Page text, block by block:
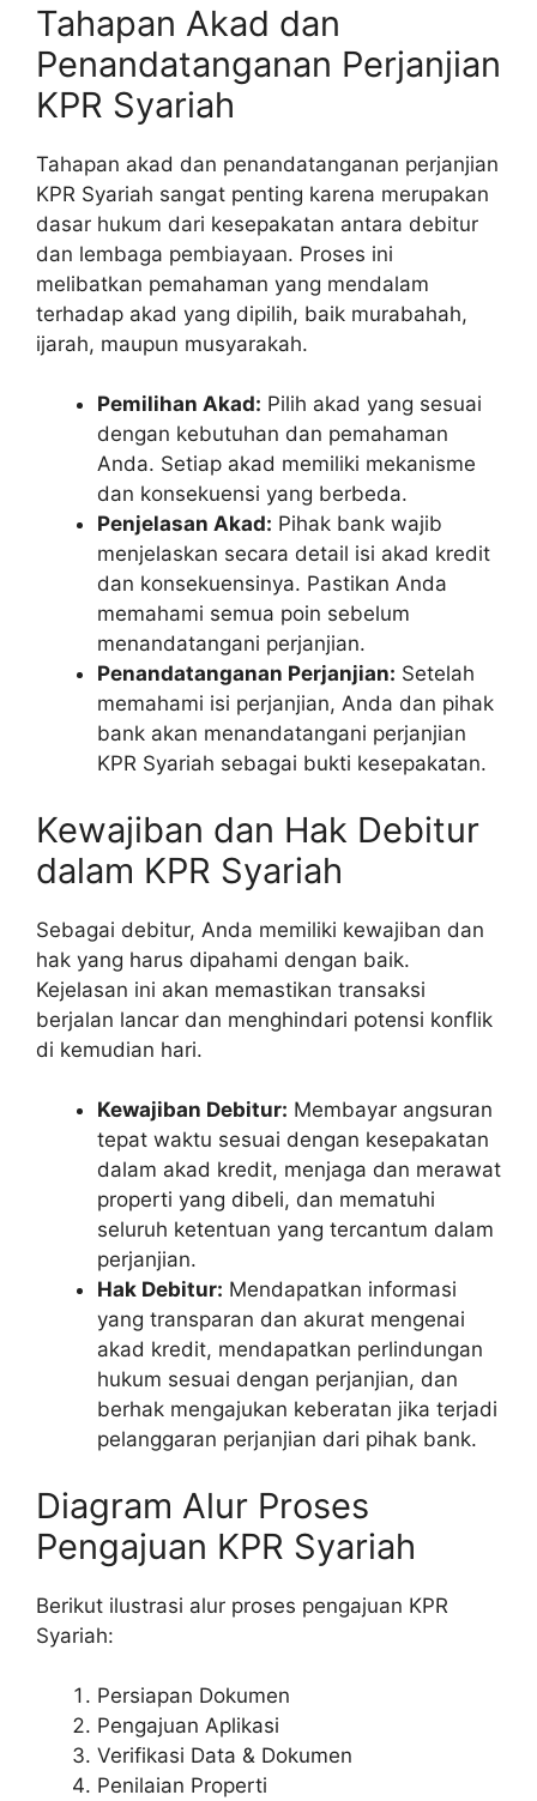
Tahapan Akad dan
Penandatanganan Perjanjian
KPR Syariah
Tahapan akad dan penandatanganan perjanjian
KPR Syariah sangat penting karena merupakan
dasar hukum dari kesepakatan antara debitur
dan lembaga pembiayaan. Proses ini
melibatkan pemahaman yang mendalam
terhadap akad yang dipilih, baik murabahah,
ijarah, maupun musyarakah.
Pemilihan Akad: Pilih akad yang sesuai
dengan kebutuhan dan pemahaman
Anda. Setiap akad memiliki mekanisme
dan konsekuensi yang berbeda.
Penjelasan Akad: Pihak bank wajib
menjelaskan secara detail isi akad kredit
dan konsekuensinya. Pastikan Anda
memahami semua poin sebelum
menandatangani perjanjian.
Penandatanganan Perjanjian: Setelah
memahami isi perjanjian, Anda dan pihak
bank akan menandatangani perjanjian
KPR Syariah sebagai bukti kesepakatan.
Kewajiban dan Hak Debitur
dalam KPR Syariah
Sebagai debitur, Anda memiliki kewajiban dan
hak yang harus dipahami dengan baik.
Kejelasan ini akan memastikan transaksi
berjalan lancar dan menghindari potensi konflik
di kemudian hari.
Kewajiban Debitur: Membayar angsuran
tepat waktu sesuai dengan kesepakatan
dalam akad kredit, menjaga dan merawat
properti yang dibeli, dan mematuhi
seluruh ketentuan yang tercantum dalam
perjanjian.
Hak Debitur: Mendapatkan informasi
yang transparan dan akurat mengenai
akad kredit, mendapatkan perlindungan
hukum sesuai dengan perjanjian, dan
berhak mengajukan keberatan jika terjadi
pelanggaran perjanjian dari pihak bank.
Diagram Alur Proses
Pengajuan KPR Syariah
Berikut ilustrasi alur proses pengajuan KPR
Syariah:
Persiapan Dokumen
Pengajuan Aplikasi
Verifikasi Data & Dokumen
Penilaian Properti